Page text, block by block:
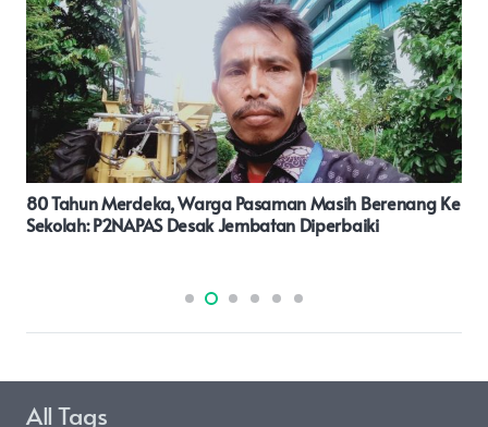
TP PKK Kabupaten Pati, Diberi Pembekalan Edukasi
Keluarga Dengan ODGJ
All Tags